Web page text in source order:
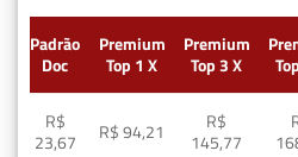
Padrão
Doc
Premium
Top 1 X
Premium
Top 3 X
R$
23,67
R$ 94,21
R$
145,77